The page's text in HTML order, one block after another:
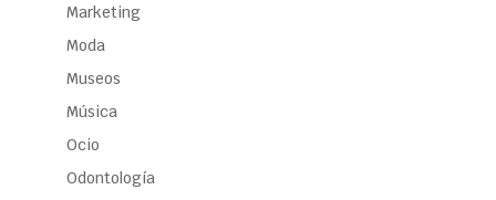
Marketing
Moda
Museos
Música
Ocio
Odontología